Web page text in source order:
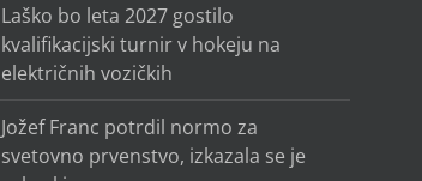
Laško bo leta 2027 gostilo
kvalifikacijski turnir v hokeju na
električnih vozičkih
Jožef Franc potrdil normo za
svetovno prvenstvo, izkazala se je